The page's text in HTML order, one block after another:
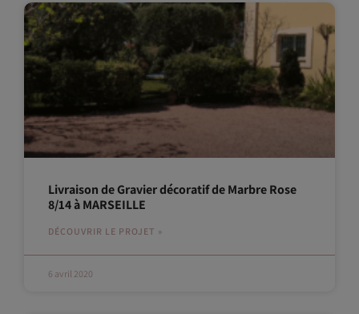
Livraison de Gravier décoratif de Marbre Rose
8/14 à MARSEILLE
DÉCOUVRIR LE PROJET »
6 avril 2020